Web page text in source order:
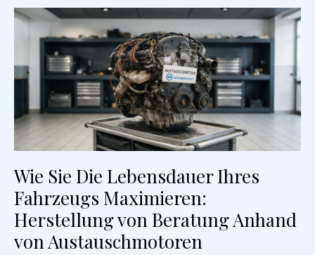
Wie Sie Die Lebensdauer Ihres
Fahrzeugs Maximieren:
Herstellung von Beratung Anhand
von Austauschmotoren